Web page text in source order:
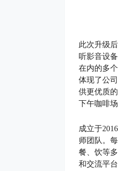
此次升级
听影音设
在内的多
体现了公
供更优质
下午咖啡
成立于
师团队。
餐、饮等
和交流平